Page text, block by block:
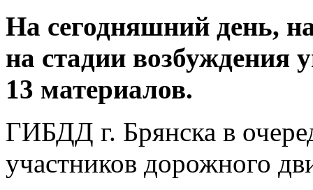
На сегодняшний день,
на стадии возбуждения
13 материалов.
ГИБДД г. Брянска в
участников дорожного